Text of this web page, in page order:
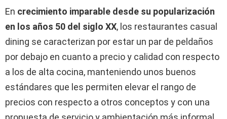
En crecimiento imparable desde su popularización
en los años 50 del siglo XX, los restaurantes casual
dining se caracterizan por estar un par de peldaños
por debajo en cuanto a precio y calidad con respecto
a los de alta cocina, manteniendo unos buenos
estándares que les permiten elevar el rango de
precios con respecto a otros conceptos y con una